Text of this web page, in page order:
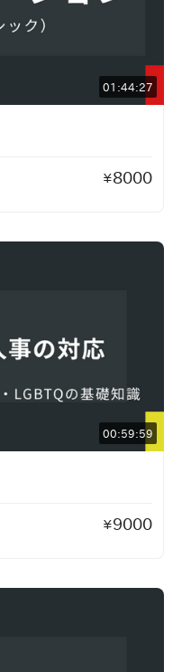
01:44:27
¥8000
00:59:59
¥9000